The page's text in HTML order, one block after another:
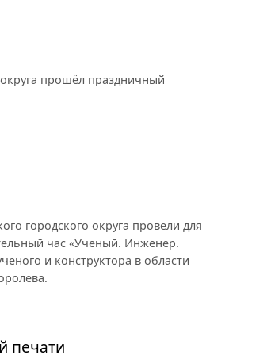
прошёл праздничный
городского округа провели для
час «Ученый. Инженер.
и конструктора в области
печати